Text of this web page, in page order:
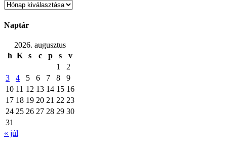
Archívum
Naptár
2026. augusztus
h K s c p s
v
1
2
3
4 5 6 7 8
9
10 11 12 13 14 15 16
17 18 19 20 21 22 23
24 25 26 27 28 29 30
31
« júl